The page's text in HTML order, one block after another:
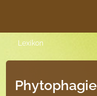
Lexikon
Phytophagie